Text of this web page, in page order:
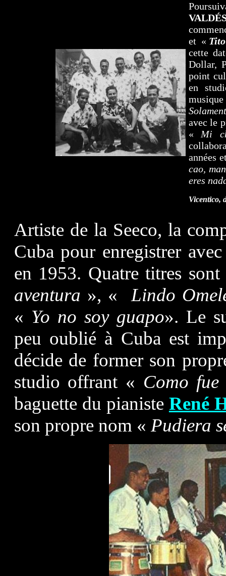
et « Tito
cette
Dollar,
point
en
avec le
« Mi
années
cao,
eres
Vicentico,
Artiste de la Seeco, la
Cuba pour enregistrer
en 1953. Quatre titres
aventura », « Lindo
« Yo no soy guapo». Le
peu oublié à Cuba est
décide de former son
studio offrant « Como fue
baguette du pianiste René
son propre nom « Pudiera